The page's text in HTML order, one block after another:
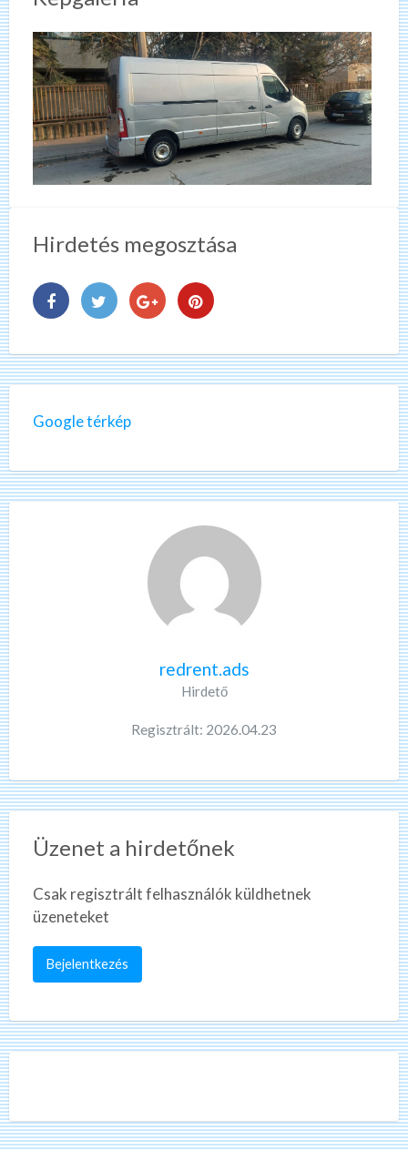
Hirdetés megosztása
Google térkép
redrent.ads
Hirdető
Regisztrált: 2026.04.23
Üzenet a hirdetőnek
Csak regisztrált felhasználók küldhetnek
üzeneteket
Bejelentkezés